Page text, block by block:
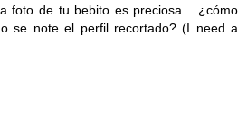
foto de tu bebito es preciosa... ¿cómo
se note el perfil recortado? (I need a